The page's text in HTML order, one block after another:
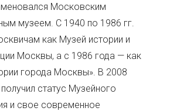
Московским
музеем. С 1940 по 1986 гг.
как Музей истории и
Москвы, а с 1986 года — как
города Москвы». В 2008
статус Музейного
и свое современное